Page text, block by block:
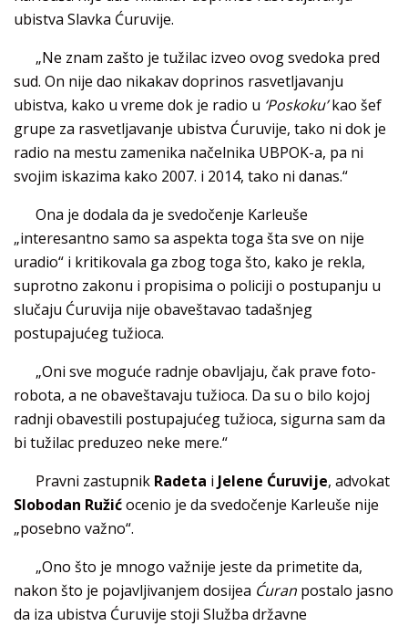
ubistva Slavka Ćuruvije.
„Ne znam zašto je tužilac izveo ovog svedoka pred
sud. On nije dao nikakav doprinos rasvetljavanju
ubistva, kako u vreme dok je radio u ‘Poskoku’kao šef
grupe za rasvetljavanje ubistva Ćuruvije, tako ni dok je
radio na mestu zamenika načelnika UBPOK-a, pa ni
svojim iskazima kako 2007. i 2014, tako ni danas.“
Ona je dodala da je svedočenje Karleuše
„interesantno samo sa aspekta toga šta sve on nije
uradio“ i kritikovala ga zbog toga što, kako je rekla,
suprotno zakonu i propisima o policiji o postupanju u
slučaju Ćuruvija nije obaveštavao tadašnjeg
postupajućeg tužioca.
„Oni sve moguće radnje obavljaju, čak prave foto-
robota, a ne obaveštavaju tužioca. Da su o bilo kojoj
radnji obavestili postupajućeg tužioca, sigurna sam da
bi tužilac preduzeo neke mere.“
Pravni zastupnik Radeta i Jelene Ćuruvije, advokat
Slobodan Ružićocenio je da svedočenje Karleuše nije
„posebno važno“.
„Ono što je mnogo važnije jeste da primetite da,
nakon što je pojavljivanjem dosijea Ćuran postalo jasno
da iza ubistva Ćuruvije stoji Služba državne